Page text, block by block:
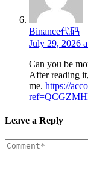
Binance代码
July 29, 2026
Can you be
After reading
me. https://
Leave a Reply